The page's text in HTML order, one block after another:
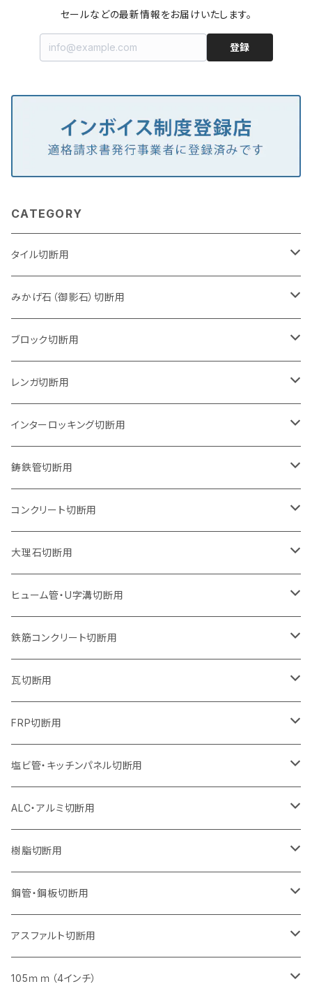
セールなどの最新情報をお届けいたします。
登録
CATEGORY
タイル切断用
105mm（4インチ）
125mm（5インチ）
グラインダー取付用
石井超硬電動切断機 取付用
みかげ石（御影石）切断用
105mm（4インチ）
セグメントタイプ
セグメントタイプ（ビス穴付き
125mm（5インチ）
セグメントタイプ
セグメントタイプ（ビス穴付き
150mm（6インチ）
セグメントタイプ
180mm（7インチ）
セグメントタイプ
205mm（8インチ）
セグメントタイプ
230mm（9インチ）
セグメントタイプ
305mm（12インチ）
セグメント
セグメント（特殊凸凹加工チップ）
355mm（14インチ）
セグメント
セグメント（特殊凸凹加工チップ）
405mm（16インチ）
セグメントタイプ
ブロック切断用
105mm（4インチ）
セグメントタイプ
ウェーブタイプ
125mm（5インチ）
セグメントタイプ
ウェーブタイプ
150mm（6インチ）
セグメントタイプ
ウェーブタイプ
180mm（7インチ）
セグメントタイプ
ウェーブタイプ
205mm（8インチ）
セグメントタイプ
ウェーブタイプ
230mm（9インチ）
セグメントタイプ
ウェーブタイプ
255mm（10インチ）
セグメントタイプ
305mm（12インチ）
セグメント
セグメント（特殊凸凹加工チップ）
355mm（14インチ）
セグメント
セグメント（特殊凸凹加工チップ）
レンガ切断用
105mm（4インチ）
セグメントタイプ
ウェーブタイプ
125mm（5インチ）
セグメントタイプ
ウェーブタイプ
150mm（6インチ）
セグメントタイプ
ウェーブタイプ
180mm（7インチ）
セグメントタイプ
ウェーブタイプ
205mm（8インチ）
セグメントタイプ
ウェーブタイプ
230mm（9インチ）
セグメントタイプ
ウェーブタイプ
255mm（10インチ）
セグメントタイプ
305mm（12インチ）
セグメント
セグメント（特殊凸凹加工チップ）
355mm（14インチ）
セグメント
セグメント（特殊凸凹加工チップ）
インターロッキング切断用
105mm（4インチ）
セグメントタイプ
セグメントタイプ（ビス穴付き
125mm（5インチ）
セグメントタイプ
セグメントタイプ（ビス穴付き
150mm（6インチ）
セグメントタイプ
180mm（7インチ）
セグメントタイプ
205mm（8インチ）
セグメントタイプ
230mm（9インチ）
セグメントタイプ
255mm（10インチ）
セグメントタイプ（一般道路カッター用
305mm（12インチ）
セグメントタイプ
セグメントタイプ（一般道路カッター用
355mm（14インチ）
セグメントタイプ
セグメントタイプ（一般道路カッター用
405mm（16インチ）
セグメントタイプ
セグメントタイプ（一般道路カッター用
455mm（18インチ）
セグメント（一般道路カッター用
鋳鉄管切断用
105mm（4インチ）
セグメントタイプ
セグメントタイプ（ビス穴付き
125mm（5インチ）
セグメントタイプ
セグメントタイプ（ビス穴付き
150mm（6インチ）
セグメントタイプ
180mm（7インチ）
セグメントタイプ
205mm（8インチ）
セグメントタイプ
230mm（9インチ）
セグメントタイプ
305mm（12インチ）
セグメントタイプ
埋設鋳鉄管工事対応タイプ
355mm（14インチ）
セグメントタイプ
埋設鋳鉄管工事対応タイプ
405mm（16インチ）
セグメントタイプ
埋設鋳鉄管工事対応タイプ
コンクリート切断用
105mm（4インチ）
セグメントタイプ
ウェーブタイプ
125mm（5インチ）
セグメントタイプ
ウェーブタイプ
150mm（6インチ）
セグメントタイプ
ウェーブタイプ
180mm（7インチ）
セグメントタイプ
ウェーブタイプ
205mm（8インチ）
セグメントタイプ
ウェーブタイプ
230mm（9インチ）
セグメントタイプ
ウェーブタイプ
255mm（10インチ）
セグメントタイプ
セグメントタイプ（一般道路カッター用
305mm（12インチ）
セグメント
セグメント（特殊凸凹加工チップ）
355mm（14インチ）
セグメント
セグメント（特殊凸凹加工チップ）
405mm（16インチ）
セグメント
473mm（18インチ）
大理石切断用
125mm（5インチ）
ヒューム管・U字溝切断用
105mm（4インチ）
セグメントタイプ
125mm（5インチ）
セグメントタイプ
150mm（6インチ）
セグメントタイプ
180mm（7インチ）
セグメントタイプ
205mm（8インチ）
セグメントタイプ
230mm（9インチ）
セグメントタイプ
255mm（10インチ）
セグメントタイプ
305mm（12インチ）
セグメント
355mm（14インチ）
鉄筋コンクリート切断用
305mm（12インチ）
セグメントタイプ
355mm（14インチ）
セグメントタイプ
405mm（16インチ）
セグメントタイプ
瓦切断用
105mm（4インチ）
FRP切断用
125ｍｍ（5インチ）
塩ビ管・キッチンパネル切断用
125ｍｍ（5インチ）
ALC・アルミ切断用
305mm（12インチ）
砥石（補強綱入り）
355mm（14インチ）
砥石（補強綱入り）
樹脂切断用
305mm（12インチ）
砥石（補強綱入り）
355mm（14インチ）
砥石（補強綱入り）
鋼管・鋼板切断用
305mm（12インチ）
砥石（補強綱入り）
355mm（14インチ）
アスファルト切断用
255ｍｍ（10インチ）
105ｍｍ（4インチ）